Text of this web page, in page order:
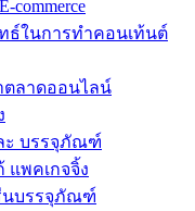
commerce
ธ์ในการทำคอนเท้นต์
ตลาดออนไลน์
ะ บรรจุภัณฑ์
แพคเกจจิ้ง
นบรรจุภัณฑ์